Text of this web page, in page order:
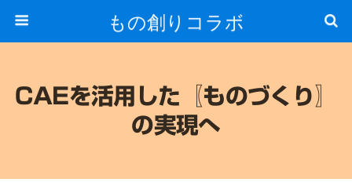
もの創りコラボ
CAEを活用した〖ものづくり〗
の実現へ